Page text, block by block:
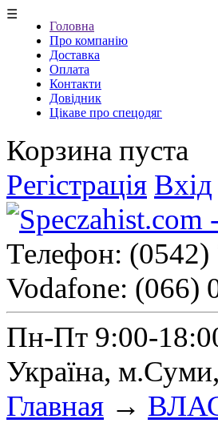
☰
Головна
Про компанію
Доставка
Оплата
Контакти
Довідник
Цікаве про спецодяг
Корзина пуста
Регістрація Вхід
Телефон: (0542)
Vodafone: (066)
Пн-Пт 9:00-
Україна,
Главная →